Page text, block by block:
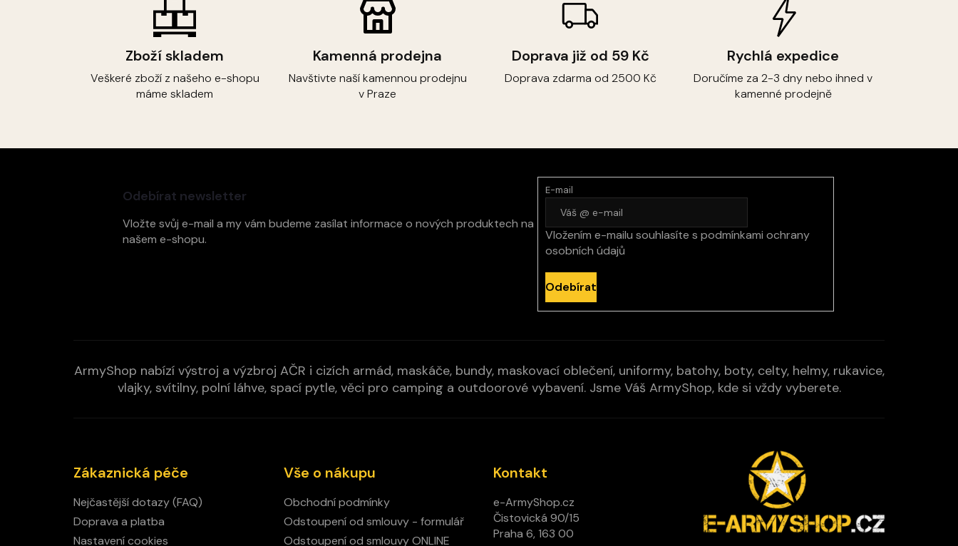
Zboží skladem
Veškeré zboží z našeho e-shopu
máme skladem
Kamenná prodejna
Navštivte naší kamennou prodejnu
v Praze
Doprava již od 59 Kč
Doprava zdarma od 2500 Kč
Rychlá expedice
Doručíme za 2-3 dny nebo ihned v
kamenné prodejně
Odebírat newsletter
Vložte svůj e-mail a my vám budeme zasílat informace o nových produktech na
našem e-shopu.
E-mail
Vložením e-mailu souhlasíte s podmínkami ochrany
osobních údajů
Odebírat
ArmyShop nabízí výstroj a výzbroj AČR i cizích armád, maskáče, bundy, maskovací oblečení, uniformy, batohy, boty, celty, helmy, rukavice,
vlajky, svítilny, polní láhve, spací pytle, věci pro camping a outdoorové vybavení. Jsme Váš ArmyShop, kde si vždy vyberete.
Zákaznická péče
Nejčastější dotazy (FAQ)
Doprava a platba
Nastavení cookies
Vše o nákupu
Obchodní podmínky
Odstoupení od smlouvy - formulář
Odstoupení od smlouvy ONLINE
Kontakt
e-ArmyShop.cz
Čistovická 90/15
Praha 6, 163 00